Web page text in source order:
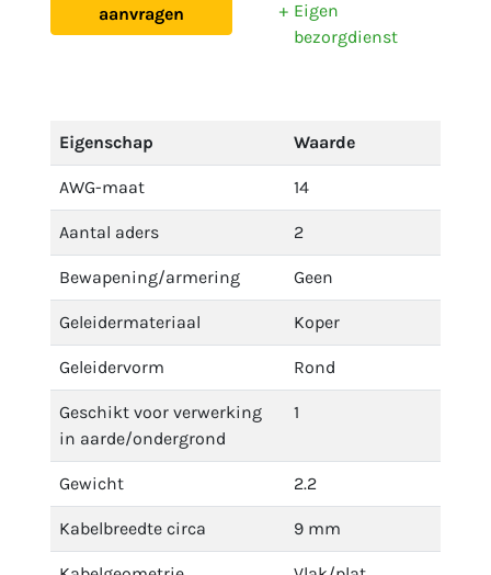
aanvragen
Eigen
bezorgdienst
Eigenschap Waarde
AWG-maat 14
Aantal aders 2
Bewapening/armering Geen
Geleidermateriaal Koper
Geleidervorm Rond
Geschikt voor verwerking
in aarde/ondergrond
1
Gewicht 2.2
Kabelbreedte circa 9 mm